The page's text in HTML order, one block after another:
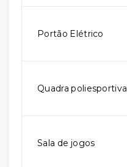
Portão Elétrico
Quadra poliesportiva
Sala de jogos